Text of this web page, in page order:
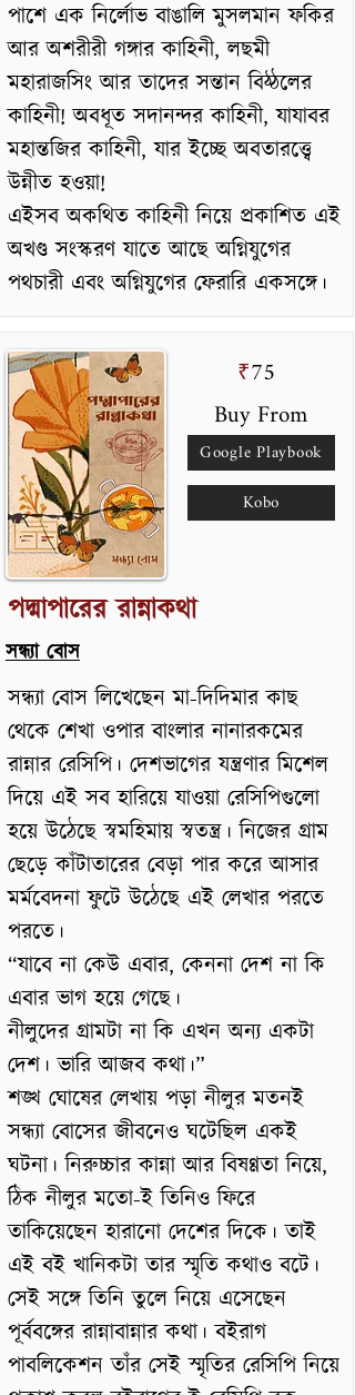
পাশে এক নির্লোভ বাঙালি মুসলমান ফকির
আর অশরীরী গঙ্গার কাহিনী, লছমী
মহারাজসিং আর তাদের সন্তান বিঠ্ঠলের
কাহিনী! অবধূত সদানন্দর কাহিনী, যাযাবর
মহান্তজির কাহিনী, যার ইচ্ছে অবতারত্ত্বে
উন্নীত হওয়া!
এইসব অকথিত কাহিনী নিয়ে প্রকাশিত এই
অখণ্ড সংস্করণ যাতে আছে অগ্নিযুগের
পথচারী এবং অগ্নিযুগের ফেরারি একসঙ্গে।
₹75
Buy From
Google Playbook
Kobo
পদ্মাপারের রান্নাকথা
সন্ধ্যা বোস
সন্ধ্যা বোস লিখেছেন মা-দিদিমার কাছ
থেকে শেখা ওপার বাংলার নানারকমের
রান্নার রেসিপি। দেশভাগের যন্ত্রণার মিশেল
দিয়ে এই সব হারিয়ে যাওয়া রেসিপিগুলো
হয়ে উঠেছে স্বমহিমায় স্বতন্ত্র। নিজের গ্রাম
ছেড়ে কাঁটাতারের বেড়া পার করে আসার
মর্মবেদনা ফুটে উঠেছে এই লেখার পরতে
পরতে।
“যাবে না কেউ এবার, কেননা দেশ না কি
এবার ভাগ হয়ে গেছে।
নীলুদের গ্রামটা না কি এখন অন্য একটা
দেশ। ভারি আজব কথা।”
শঙ্খ ঘোষের লেখায় পড়া নীলুর মতনই
সন্ধ্যা বোসের জীবনেও ঘটেছিল একই
ঘটনা। নিরুচ্চার কান্না আর বিষণ্ণতা নিয়ে,
ঠিক নীলুর মতো-ই তিনিও ফিরে
তাকিয়েছেন হারানো দেশের দিকে। তাই
এই বই খানিকটা তার স্মৃতি কথাও বটে।
সেই সঙ্গে তিনি তুলে নিয়ে এসেছেন
পূর্ববঙ্গের রান্নাবান্নার কথা। বইরাগ
পাবলিকেশন তাঁর সেই স্মৃতির রেসিপি নিয়ে